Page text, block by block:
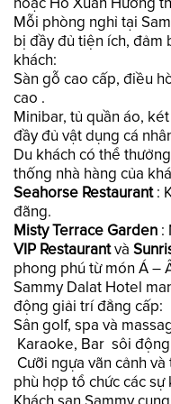
Mỗi phòng nghỉ tại
bị đầy đủ tiện ích, đảm
khách:
Sàn gỗ cao cấp, điều
cao .
Minibar, tủ quần áo,
đầy đủ vật dụng cá
Du khách có thể
thống nhà hàng của
Seahorse Restaurant:
đãng.
Misty Terrace Garden :
VIP Restaurantvà
phong phú từ món Á –
Sammy Dalat Hotel
động giải trí đẳng cấp:
Sân golf, spa và
Karaoke, Bar sôi
Cưỡi ngựa vãn cảnh
phù hợp tổ chức các